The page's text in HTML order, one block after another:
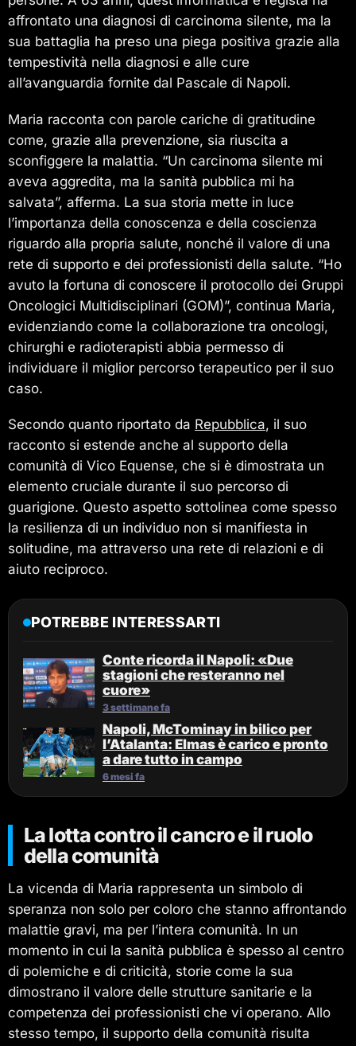
affrontato una diagnosi di carcinoma silente, ma la
sua battaglia ha preso una piega positiva grazie alla
tempestività nella diagnosi e alle cure
all’avanguardia fornite dal Pascale di Napoli.
Maria racconta con parole cariche di gratitudine
come, grazie alla prevenzione, sia riuscita a
sconfiggere la malattia. “Un carcinoma silente mi
aveva aggredita, ma la sanità pubblica mi ha
salvata”, afferma. La sua storia mette in luce
l’importanza della conoscenza e della coscienza
riguardo alla propria salute, nonché il valore di una
rete di supporto e dei professionisti della salute. “Ho
avuto la fortuna di conoscere il protocollo dei Gruppi
Oncologici Multidisciplinari (GOM)”, continua Maria,
evidenziando come la collaborazione tra oncologi,
chirurghi e radioterapisti abbia permesso di
individuare il miglior percorso terapeutico per il suo
caso.
Secondo quanto riportato da Repubblica, il suo
racconto si estende anche al supporto della
comunità di Vico Equense, che si è dimostrata un
elemento cruciale durante il suo percorso di
guarigione. Questo aspetto sottolinea come spesso
la resilienza di un individuo non si manifiesta in
solitudine, ma attraverso una rete di relazioni e di
aiuto reciproco.
POTREBBE INTERESSARTI
Conte ricorda il Napoli: «Due
stagioni che resteranno nel
cuore»
3 settimane fa
Napoli, McTominay in bilico per
l’Atalanta: Elmas è carico e pronto
a dare tutto in campo
6 mesi fa
La lotta contro il cancro e il ruolo
della comunità
La vicenda di Maria rappresenta un simbolo di
speranza non solo per coloro che stanno affrontando
malattie gravi, ma per l’intera comunità. In un
momento in cui la sanità pubblica è spesso al centro
di polemiche e di criticità, storie come la sua
dimostrano il valore delle strutture sanitarie e la
competenza dei professionisti che vi operano. Allo
stesso tempo, il supporto della comunità risulta